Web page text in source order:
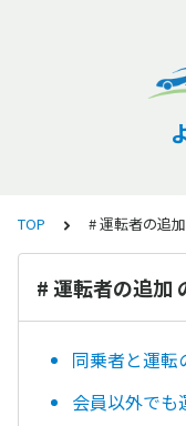
TOP # 運転者の追
# 運転者の追加
同乗者と運転
会員以外でも